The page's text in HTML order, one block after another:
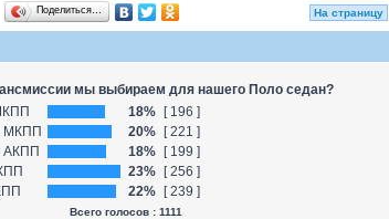
Поделиться… На страницу
мы выбираем для нашего Поло седан?
18%
[ 196 ]
МКПП
20%
[ 221 ]
АКПП
18%
[ 199 ]
23%
[ 256 ]
22% [ 239 ]
Всего голосов : 1111